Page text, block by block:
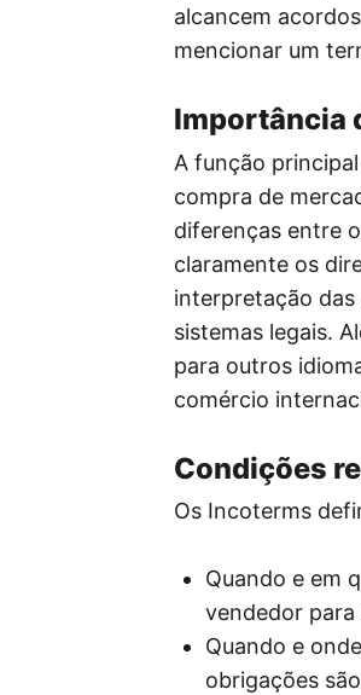
alcancem
mencionar um
Importância
A função
compra de
diferenças entre
claramente os
interpretação
sistemas legais.
para outros
comércio
Condições
Os Incoterms
Quando e em
vendedor
Quando e
obrigações